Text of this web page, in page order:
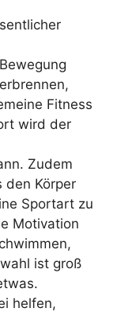
Fitness
wird der
Zudem
den Körper
Sportart zu
Motivation
ist groß
helfen,